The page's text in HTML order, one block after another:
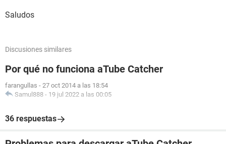
Saludos
Discusiones similares
Por qué no funciona aTube Catcher
farangullas - 27 oct 2014 a las 18:54
Samul888 - 19 jul 2022 a las 00:05
36 respuestas